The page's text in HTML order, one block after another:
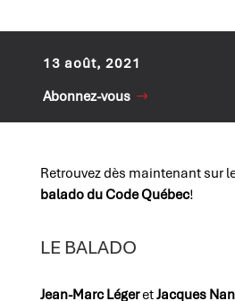
13 août, 2021
Abonnez-vous
Retrouvez dès maintenant sur
balado du Code Québec!
LE BALADO
Jean-Marc LégeretJacques